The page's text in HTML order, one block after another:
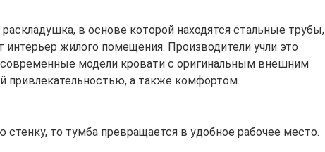
в основе которой находятся стальные трубы,
интерьер жилого помещения. Производители учли это
современные модели кровати с оригинальным внешним
привлекательностью, а также комфортом.
то тумба превращается в удобное рабочее место.